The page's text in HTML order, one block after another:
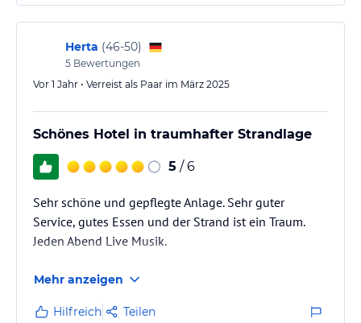
Herta (46-50)
5 Bewertungen
Vor 1 Jahr • Verreist als Paar im März 2025
Schönes Hotel in traumhafter Strandlage
5 / 6
Sehr schöne und gepflegte Anlage. Sehr guter
Service, gutes Essen und der Strand ist ein Traum.
Jeden Abend Live Musik.
Mehr anzeigen
Hilfreich Teilen